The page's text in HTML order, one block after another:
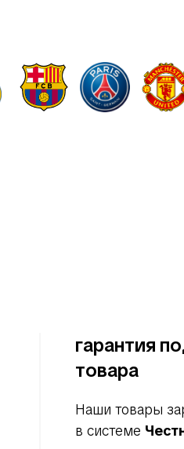
гарантия
товара
Наши товары
в системе